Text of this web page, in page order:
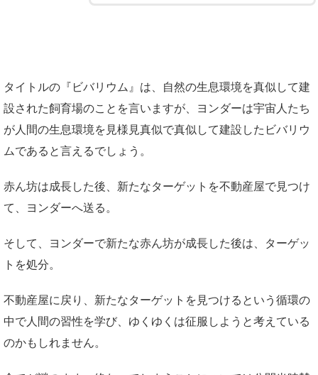
タイトルの『ビバリウム』は、自然の生息環境を真似して建
設された飼育場のことを言いますが、ヨンダーは宇宙人たち
が人間の生息環境を見様見真似で真似して建設したビバリウ
ムであると言えるでしょう。
赤ん坊は成長した後、新たなターゲットを不動産屋で見つけ
て、ヨンダーへ送る。
そして、ヨンダーで新たな赤ん坊が成長した後は、ターゲッ
トを処分。
不動産屋に戻り、新たなターゲットを見つけるという循環の
中で人間の習性を学び、ゆくゆくは征服しようと考えている
のかもしれません。